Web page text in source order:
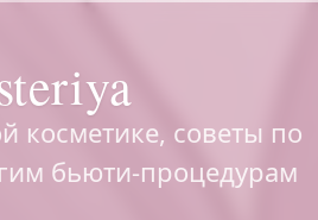
косметике, советы по
бьюти-процедурам